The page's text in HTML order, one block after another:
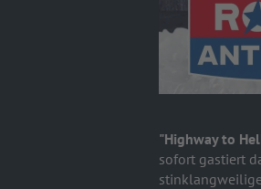
"Highway to
sofort gastiert